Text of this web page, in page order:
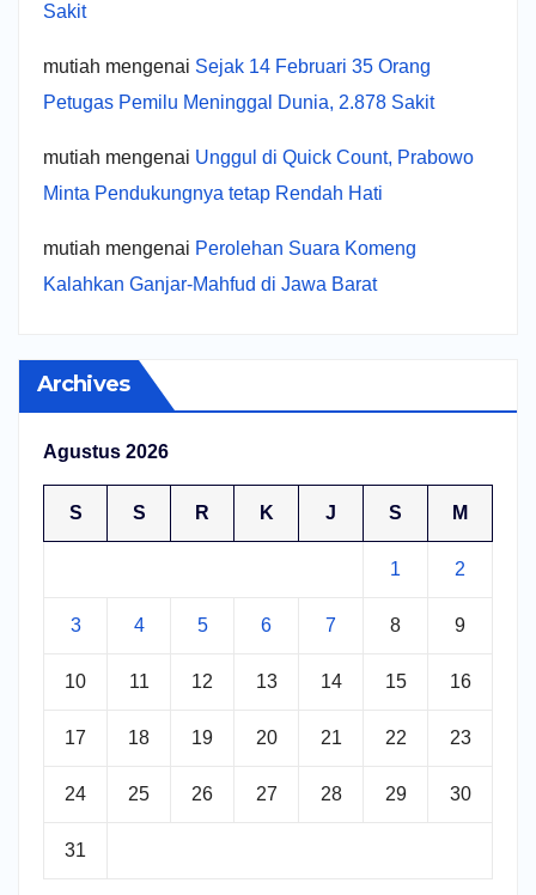
Sakit
mutiah mengenai Sejak 14 Februari 35 Orang
Petugas Pemilu Meninggal Dunia, 2.878 Sakit
mutiah mengenai Unggul di Quick Count, Prabowo
Minta Pendukungnya tetap Rendah Hati
mutiah mengenai Perolehan Suara Komeng
Kalahkan Ganjar-Mahfud di Jawa Barat
Archives
Agustus 2026
S S R K J S M
1 2
3 4 5 6 7 8 9
10 11 12 13 14 15 16
17 18 19 20 21 22 23
24 25 26 27 28 29 30
31